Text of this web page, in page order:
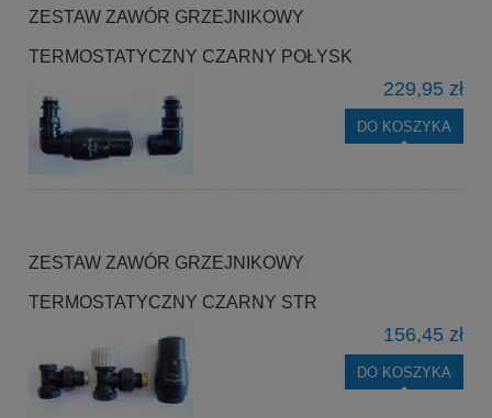
ZESTAW ZAWÓR GRZEJNIKOWY
TERMOSTATYCZNY CZARNY POŁYSK
229,95 zł
DO KOSZYKA
ZESTAW ZAWÓR GRZEJNIKOWY
TERMOSTATYCZNY CZARNY STR
156,45 zł
DO KOSZYKA